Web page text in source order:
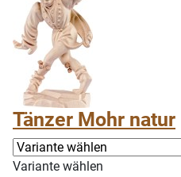
Tänzer Mohr natur
Variante wählen